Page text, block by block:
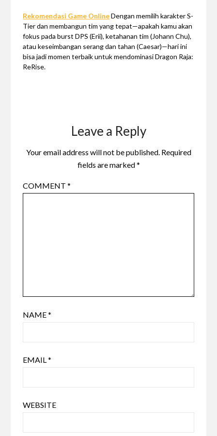
Rekomendasi Game OnlineDengan memilih karakter S-
Tier dan membangun tim yang tepat—apakah kamu akan
fokus pada burst DPS (Erii), ketahanan tim (Johann Chu),
atau keseimbangan serang dan tahan (Caesar)—hari ini
bisa jadi momen terbaik untuk mendominasi Dragon Raja:
ReRise.
Leave a Reply
Your email address will not be published. Required
fields are marked*
COMMENT*
NAME*
EMAIL*
WEBSITE